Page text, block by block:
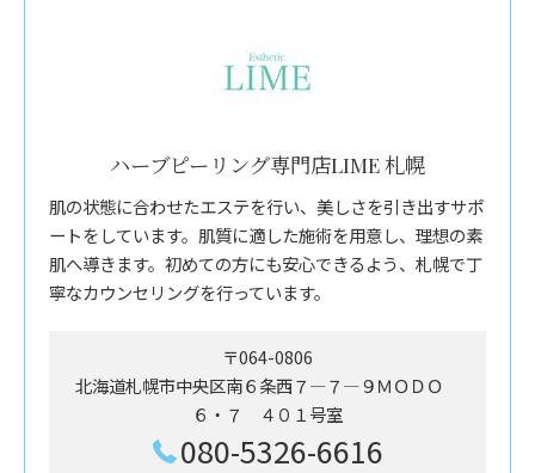
ハーブピーリング専門店LIME 札幌
肌の状態に合わせたエステを行い、美しさを引き出すサポ
ートをしています。肌質に適した施術を用意し、理想の素
肌へ導きます。初めての方にも安心できるよう、札幌で丁
寧なカウンセリングを行っています。
〒064-0806
北海道札幌市中央区南６条西７―７―９ＭＯＤＯ
６・７ ４０１号室
080-5326-6616